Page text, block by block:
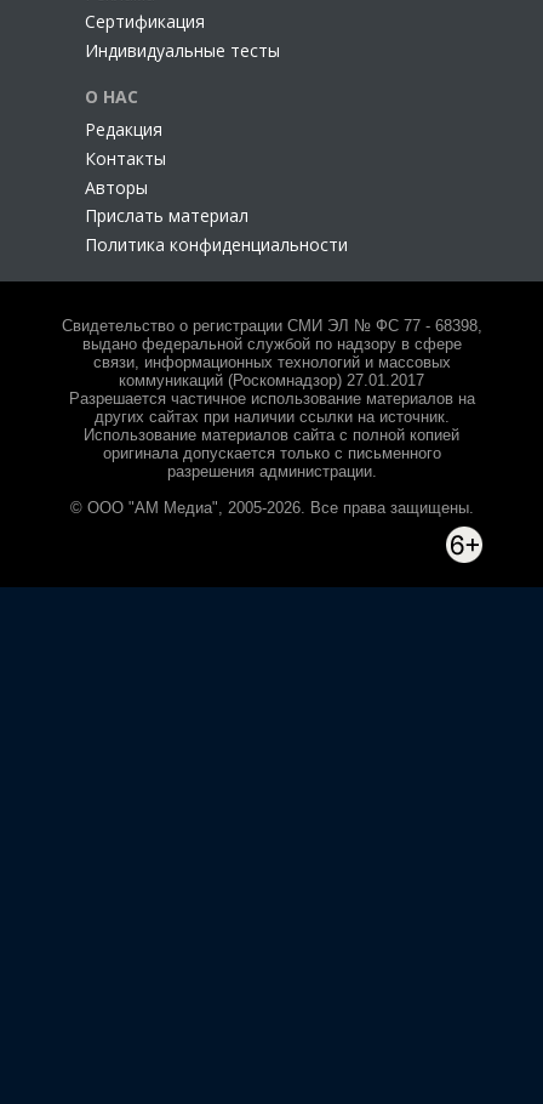
Сертификация
Индивидуальные тесты
О НАС
Редакция
Контакты
Авторы
Прислать материал
Политика конфиденциальности
Свидетельство о регистрации СМИ ЭЛ № ФС 77 - 68398,
выдано федеральной службой по надзору в сфере
связи, информационных технологий и массовых
коммуникаций (Роскомнадзор) 27.01.2017
Разрешается частичное использование материалов на
других сайтах при наличии ссылки на источник.
Использование материалов сайта с полной копией
оригинала допускается только с письменного
разрешения администрации.
© ООО "АМ Медиа", 2005-2026. Все права защищены.